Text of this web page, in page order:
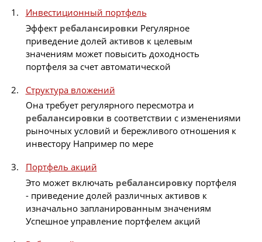
Инвестиционный портфель
Эффект ребалансировки Регулярное
приведение долей активов к целевым
значениям может повысить доходность
портфеля за счет автоматической
Структура вложений
Она требует регулярного пересмотра и
ребалансировки в соответствии с изменениями
рыночных условий и бережливого отношения к
инвестору Например по мере
Портфель акций
Это может включать ребалансировкупортфеля
- приведение долей различных активов к
изначально запланированным значениям
Успешное управление портфелем акций